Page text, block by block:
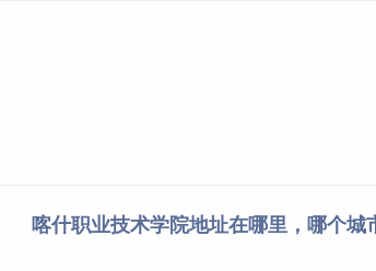
喀什职业技术学院地址在哪里，哪个城